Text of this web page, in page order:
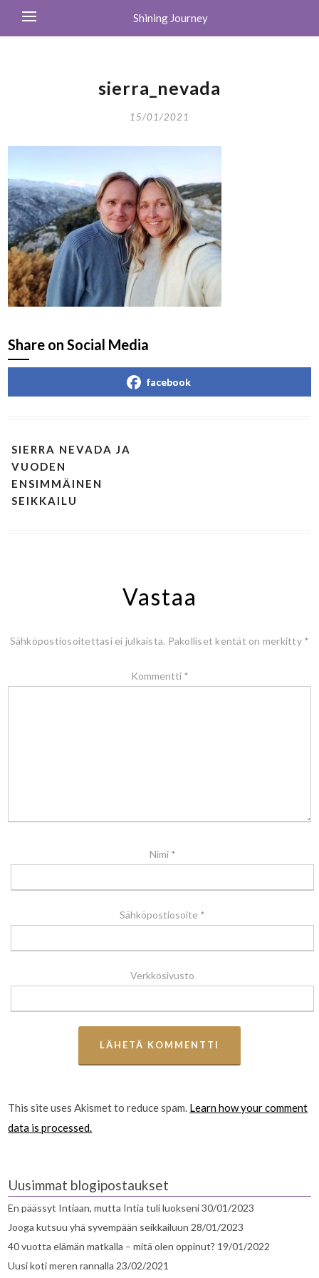
Shining Journey
sierra_nevada
15/01/2021
Share on Social Media
facebook
SIERRA NEVADA JA
VUODEN
ENSIMMÄINEN
SEIKKAILU
Vastaa
Sähköpostiosoitettasi ei julkaista. Pakolliset kentät on merkitty *
Kommentti *
Nimi *
Sähköpostiosoite *
Verkkosivusto
This site uses Akismet to reduce spam. Learn how your comment
data is processed.
Uusimmat blogipostaukset
En päässyt Intiaan, mutta Intia tuli luokseni30/01/2023
Jooga kutsuu yhä syvempään seikkailuun 28/01/2023
40 vuotta elämän matkalla – mitä olen oppinut? 19/01/2022
Uusi koti meren rannalla 23/02/2021